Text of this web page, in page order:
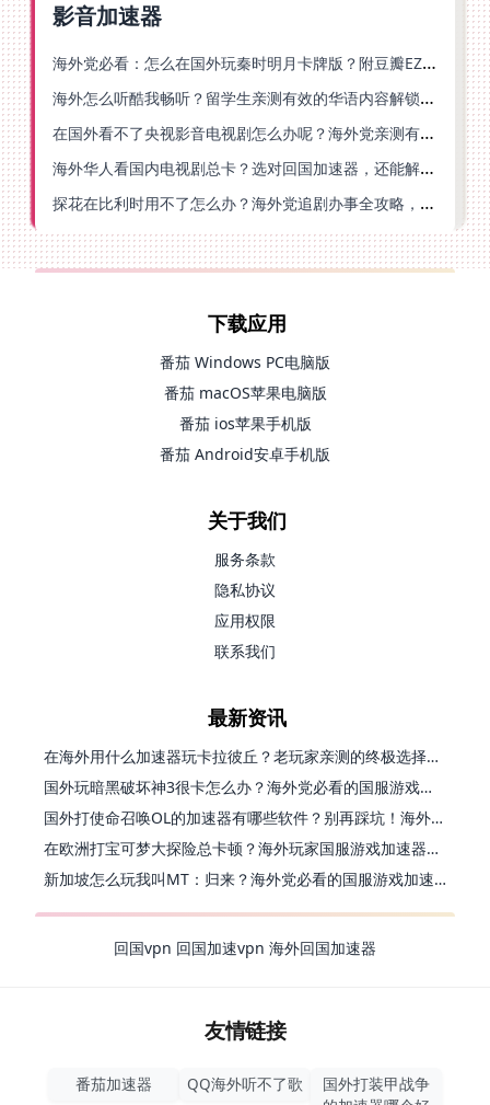
影音加速器
海外党必看：怎么在国外玩秦时明月卡牌版？附豆瓣EZCast地区限制破解法
海外怎么听酷我畅听？留学生亲测有效的华语内容解锁指南
在国外看不了央视影音电视剧怎么办呢？海外党亲测有效的回国加速方案
海外华人看国内电视剧总卡？选对回国加速器，还能解决菲律宾打不开反诈中心的问题
探花在比利时用不了怎么办？海外党追剧办事全攻略，选对加速器就够了
下载应用
番茄 Windows PC电脑版
番茄 macOS苹果电脑版
番茄 ios苹果手机版
番茄 Android安卓手机版
关于我们
服务条款
隐私协议
应用权限
联系我们
最新资讯
在海外用什么加速器玩卡拉彼丘？老玩家亲测的终极选择指南
国外玩暗黑破坏神3很卡怎么办？海外党必看的国服游戏加速终极指南
国外打使命召唤OL的加速器有哪些软件？别再踩坑！海外党国服游戏流畅秘籍
在欧洲打宝可梦大探险总卡顿？海外玩家国服游戏加速器终极攻略
新加坡怎么玩我叫MT：归来？海外党必看的国服游戏加速指南（附江南百景图王者荣耀：世界优化技巧）
回国vpn 回国加速vpn 海外回国加速器
友情链接
番茄加速器 QQ海外听不了歌
国外打装甲战争